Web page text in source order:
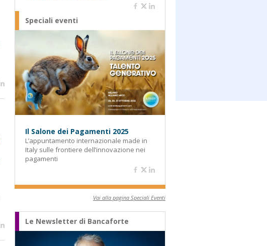
Speciali eventi
Il Salone dei Pagamenti 2025
L’appuntamento internazionale made in
Italy sulle frontiere dell’innovazione nei
pagamenti
Vai alla pagina Speciali Eventi
Le Newsletter di Bancaforte